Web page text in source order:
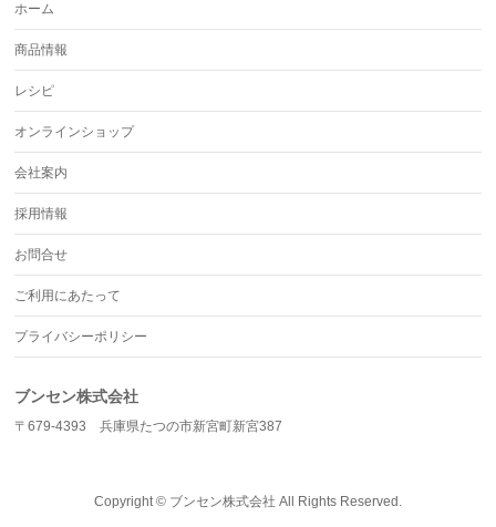
ホーム
商品情報
レシピ
オンラインショップ
会社案内
採用情報
お問合せ
ご利用にあたって
プライバシーポリシー
ブンセン株式会社
〒679-4393 兵庫県たつの市新宮町新宮387
Copyright © ブンセン株式会社 All Rights Reserved.